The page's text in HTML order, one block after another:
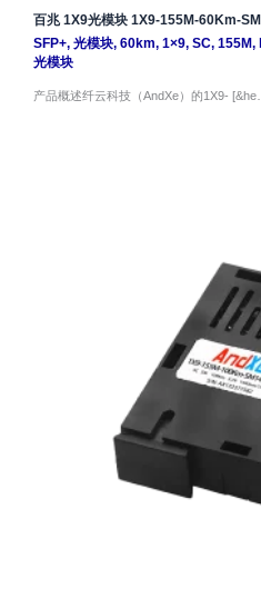
百兆 1X9光模块 1X9-155M-60Km-
SFP+, 光模块, 60km, 1×9, SC, 155M,
光模块
产品概述纤云科技（AndXe）的1X9- [&he…